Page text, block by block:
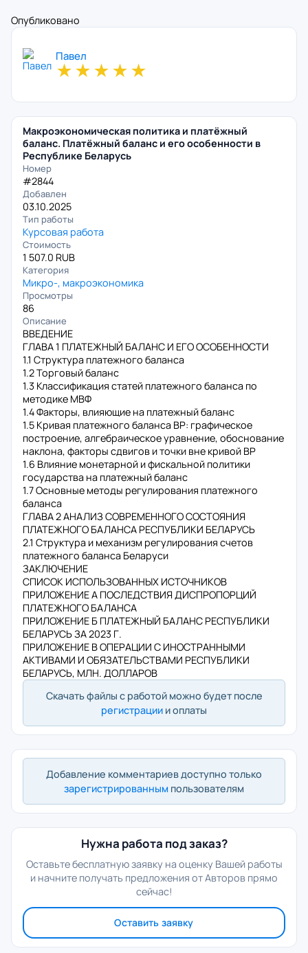
Опубликовано
Павел
★★★★★
Макроэкономическая политика и платёжный
баланс. Платёжный баланс и его особенности в
Республике Беларусь
Номер
#2844
Добавлен
03.10.2025
Тип работы
Курсовая работа
Стоимость
1 507.0 RUB
Категория
Микро-, макроэкономика
Просмотры
86
Описание
ВВЕДЕНИЕ
ГЛАВА 1 ПЛАТЕЖНЫЙ БАЛАНС И ЕГО ОСОБЕННОСТИ
1.1 Структура платежного баланса
1.2 Торговый баланс
1.3 Классификация статей платежного баланса по
методике МВФ
1.4 Факторы, влияющие на платежный баланс
1.5 Кривая платежного баланса ВР: графическое
построение, алгебраическое уравнение, обоснование
наклона, факторы сдвигов и точки вне кривой ВР
1.6 Влияние монетарной и фискальной политики
государства на платежный баланс
1.7 Основные методы регулирования платежного
баланса
ГЛАВА 2 АНАЛИЗ СОВРЕМЕННОГО СОСТОЯНИЯ
ПЛАТЕЖНОГО БАЛАНСА РЕСПУБЛИКИ БЕЛАРУСЬ
2.1 Структура и механизм регулирования счетов
платежного баланса Беларуси
ЗАКЛЮЧЕНИЕ
СПИСОК ИСПОЛЬЗОВАННЫХ ИСТОЧНИКОВ
ПРИЛОЖЕНИЕ А ПОСЛЕДСТВИЯ ДИСПРОПОРЦИЙ
ПЛАТЕЖНОГО БАЛАНСА
ПРИЛОЖЕНИЕ Б ПЛАТЕЖНЫЙ БАЛАНС РЕСПУБЛИКИ
БЕЛАРУСЬ ЗА 2023 Г.
ПРИЛОЖЕНИЕ В ОПЕРАЦИИ С ИНОСТРАННЫМИ
АКТИВАМИ И ОБЯЗАТЕЛЬСТВАМИ РЕСПУБЛИКИ
БЕЛАРУСЬ, МЛН. ДОЛЛАРОВ
Скачать файлы с работой можно будет после
регистрации и оплаты
Добавление комментариев доступно только
зарегистрированным пользователям
Нужна работа под заказ?
Оставьте бесплатную заявку на оценку Вашей работы
и начните получать предложения от Авторов прямо
сейчас!
Оставить заявку